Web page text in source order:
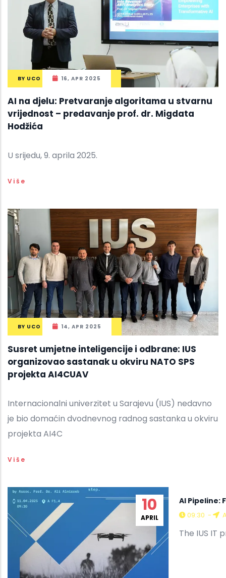
BY UCO 16, APR 2025
AI na djelu: Pretvaranje algoritama u stvarnu
vrijednost – predavanje prof. dr. Migdata
Hodžića
U srijedu, 9. aprila 2025.
Više
BY UCO 14, APR 2025
Susret umjetne inteligencije i odbrane: IUS
organizovao sastanak u okviru NATO SPS
projekta AI4CUAV
Internacionalni univerzitet u Sarajevu (IUS) nedavno
je bio domaćin dvodnevnog radnog sastanka u okviru
projekta AI4C
Više
10
APRIL
AI Pipeline:
09:30 -
The IUS IT